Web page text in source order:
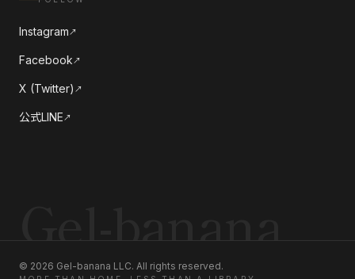
Instagram ↗
Facebook ↗
X (Twitter) ↗
公式LINE ↗
© 2026 Gel-banana LLC. All rights reserved.